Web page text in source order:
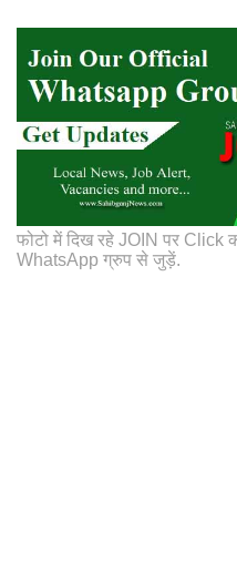
फोटो में दिख रहे JOIN पर
WhatsApp ग्रुप से जुड़ें.